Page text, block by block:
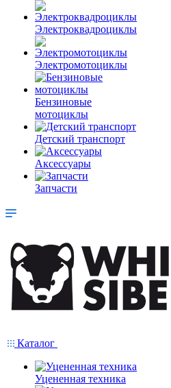
Электроквадроциклы
Электромотоциклы
Бензиновые
мотоциклы
Детский транспорт
Аксессуары
Запчасти
Каталог
Уцененная техника